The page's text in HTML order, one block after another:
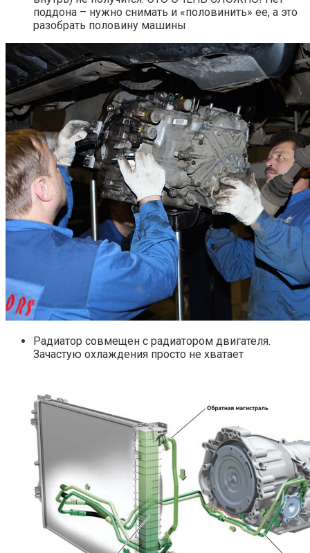
поддона – нужно снимать и «половинить» ее, а это
разобрать половину машины
Радиатор совмещен с радиатором двигателя.
Зачастую охлаждения просто не хватает